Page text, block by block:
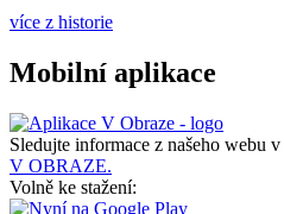
více z historie
Mobilní aplikace
Sledujte informace z našeho webu v
V OBRAZE.
Volně ke stažení: